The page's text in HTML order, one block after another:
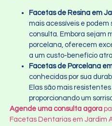
Facetas de Resina em
mais acessíveis e
consulta. Embora sejam
porcelana, oferecem
a um custo-benefício
Facetas de Porcelana
conhecidas por sua
Elas são mais
proporcionando um
Agende uma consulta agora
Facetas Dentarias em Jardim